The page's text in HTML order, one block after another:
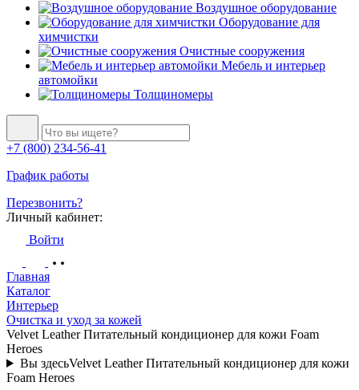
Воздушное оборудование
Оборудование для
химчистки
Очистные сооружения
Мебель и интерьер
автомойки
Толщиномеры
+7 (800) 234-56-41
График работы
Перезвонить?
Личный кабинет:
Войти
Главная
Каталог
Интерьер
Очистка и уход за кожей
Velvet Leather Питательный кондиционер для кожи Foam
Heroes
Вы здесьVelvet Leather Питательный кондиционер для кожи
Foam Heroes